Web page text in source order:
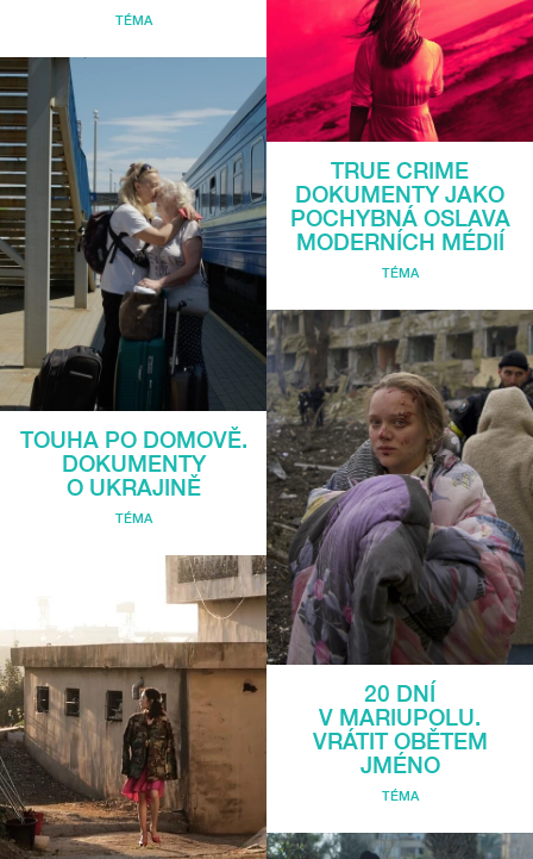
TÉMA
TOUHA PO DOMOVĚ.
DOKUMENTY
O UKRAJINĚ
TÉMA
TRUE CRIME
DOKUMENTY JAKO
POCHYBNÁ OSLAVA
MODERNÍCH MÉDIÍ
TÉMA
20 DNÍ
V MARIUPOLU.
VRÁTIT OBĚTEM
JMÉNO
TÉMA